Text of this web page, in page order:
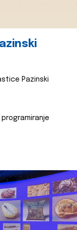
Pazinski